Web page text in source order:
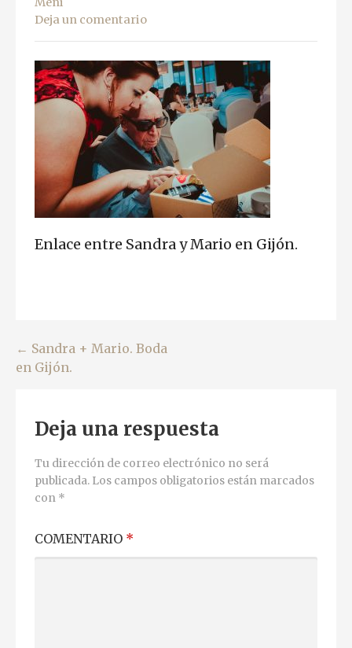
Deja un comentario
Enlace entre Sandra y Mario en Gijón.
Navegación
entradas
← Sandra + Mario. Boda
en Gijón.
Deja una respuesta
Tu dirección de correo electrónico no será
publicada. Los campos obligatorios están marcados
con *
COMENTARIO *